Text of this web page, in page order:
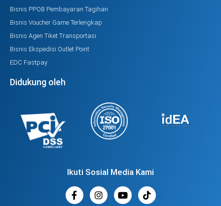
Bisnis PPOB Pembayaran Tagihan
Bisnis Voucher Game Terlengkap
Bisnis Agen Tiket Transportasi
Bisnis Ekspedisi Outlet Point
EDC Fastpay
Didukung oleh
Ikuti Sosial Media Kami